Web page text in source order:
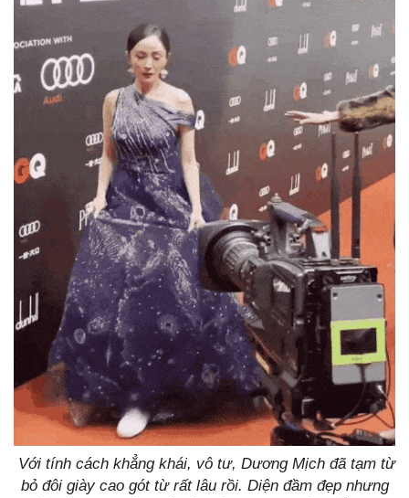
Với tính cách khẳng khái, vô tư, Dương Mịch đã tạm từ
bỏ đôi giày cao gót từ rất lâu rồi. Diện đầm đẹp nhưng